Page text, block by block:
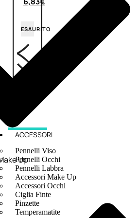
ESAURITO
ACCESSORI
Pennelli Viso
Pennelli Occhi
Pennelli Labbra
Accessori Make Up
Accessori Occhi
Ciglia Finte
Pinzette
Temperamatite
Up